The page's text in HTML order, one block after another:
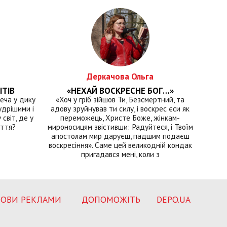
у дику
і
де у
Деркачова Ольга
«НЕХАЙ ВОСКРЕСНЕ БОГ…»
«Хоч у гріб зійшов Ти, Безсмертний, та
адову зруйнував ти силу, і воскрес єси як
переможець, Христе Боже, жінкам-
мироносицям звістивши: Радуйтеся, і Твоїм
апостолам мир даруєш, падшим подаєш
воскресіння». Саме цей великодній кондак
пригадався мені, коли з
РЕКЛАМИ ДОПОМОЖІТЬ DEPO.UA